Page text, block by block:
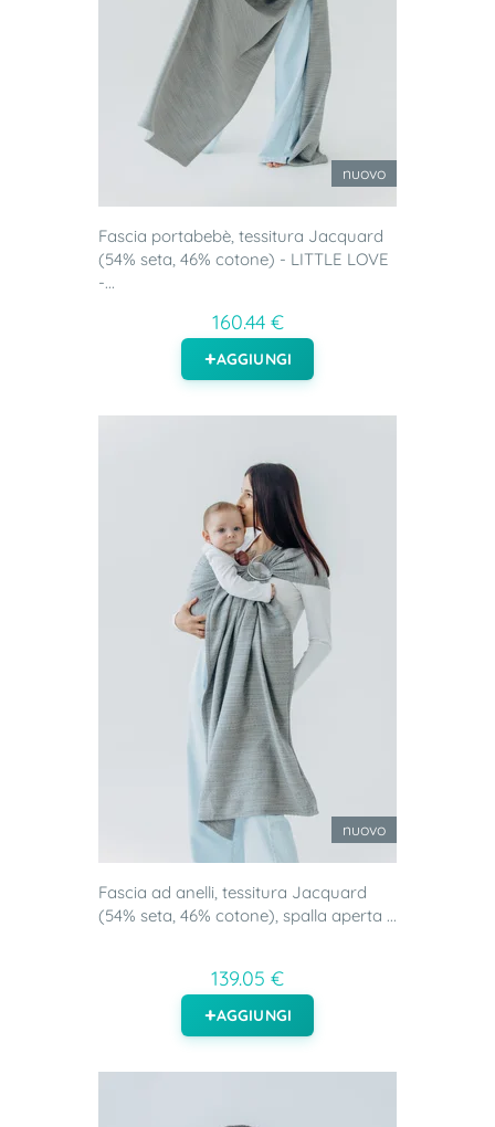
nuovo
Fascia portabebè, tessitura Jacquard
(54% seta, 46% cotone) - LITTLE LOVE
-...
160.44 €
AGGIUNGI
nuovo
Fascia ad anelli, tessitura Jacquard
(54% seta, 46% cotone), spalla aperta ...
139.05 €
AGGIUNGI